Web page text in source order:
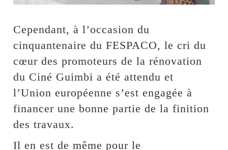
Cependant, à l’occasion du
cinquantenaire du FESPACO, le cri du
cœur des promoteurs de la rénovation
du Ciné Guimbi a été attendu et
l’Union européenne s’est engagée à
financer une bonne partie de la finition
des travaux.
Il en est de même pour le